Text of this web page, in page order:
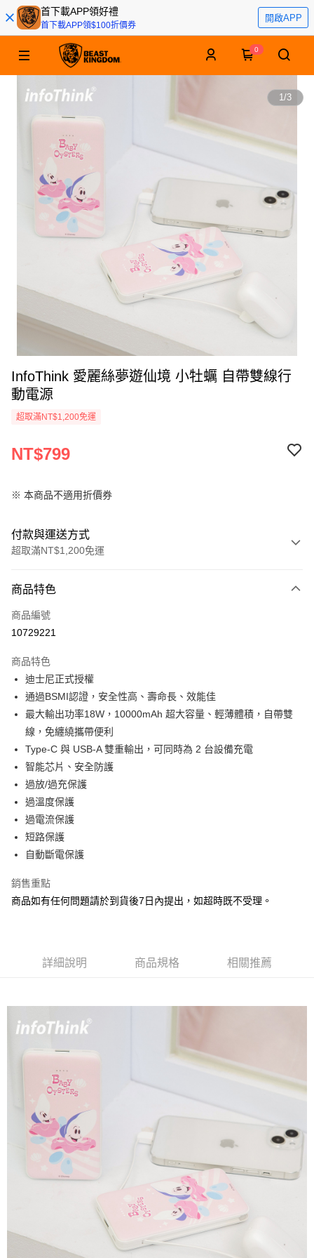
首下載APP領好禮
首下載APP領$100折價券
開啟APP
0
1/3
InfoThink 愛麗絲夢遊仙境 小牡蠣 自帶雙線行
動電源
超取滿NT$1,200免運
NT$799
※ 本商品不適用折價券
付款與運送方式
超取滿NT$1,200免運
信用卡一次付款
LINE Pay
悠遊付
Google Pay
全盈+PAY
大哥付你分期
相關說明
【大哥付你分期使用說明】
1.本服務由台灣大哥大提供，台灣大哥大用戶可立即使用無須另外申請。
流程，驗證手機門號後，選擇欲分期的期數、繳款截止日，確認付款後即完
成交易。
3.實際核准額度、可分期數及費用金額請依後續交易確認頁面所載為準。
4.訂單成立30分鐘內，如未前往確認交易或遇審核未通過，訂單將自動取
法說明評估內容。
【繳款方式說明】
2.基於同意付款使用「大哥付你分期」之契約關係目的，商店將以您的個人
由本公司與您本人進行分期帳單所需資料之確認、核對及更正。
https://oppay.tw/userRule
AFTEE先享後付
相關說明
【關於「AFTEE先享後付」】
AFTEE先享後付是「在收到商品之後才付款」的支付方式。 讓您購物簡單
便利好安心！
２．便利：只要手機號碼，簡訊認證，即可結帳。
２．訂單成立數日內，您將收到繳費通知簡訊。
３．收到繳費通知簡訊後14天內，點擊此簡訊中的連結，可透過四大超商／
購買商品的店家。未經商家同意取消之訂單仍視為有效，需透過AFTEE先享
後付繳納相關費用。
※ 交易是否成功請以「AFTEE先享後付 」之結帳頁面顯示為準，若有關於
是否繳費成功／繳費後需取消欲退款等相關疑問，請聯繫「AFTEE先享後付
客戶支援中心」
https://netprotections.freshdesk.com/support/home
【注意事項】
１．透過由恩沛科技股份有限公司提供之「AFTEE先享後付」服務完成之交
易，需依本服務之必要範圍內提供個人資料，並將交易相關給付款項請求債
權轉讓予恩沛科技股份有限公司。
２．關於個人資料處理事宜，請瀏覽以下網址：
https://aftee.tw/terms/#terms3
３．未成年的使用者請事先徵得法定代理人或監護人之同意方可使用
「AFTEE先享後付」，若未經同意申辦者引起之損失，本公司不負相關責
４．使用「AFTEE先享後付」時，將依據個別帳號之用戶狀況，依本公司即
時審查核予不同之上限額度；若仍有額度不足之情形，本公司將視審查結果
請求用戶進行身份認證。
５．嚴禁一人註冊多個帳號或使用他人資訊註冊。若發現惡意使用之情形，
恩沛科技股份有限公司將有權停止該用戶之使用額度並採取法律行動。
ATM付款
付款後全家取貨
每筆NT$100，滿NT$1,200(含以上)免運費
每筆NT$100，滿NT$1,200(含以上)免運費
宅配
每筆NT$120，滿NT$1,200(含以上)免運費
宅配-離島
每筆NT$300
商品特色
商品編號
10729221
商品特色
迪士尼正式授權
通過BSMI認證，安全性高、壽命長、效能佳
最大輸出功率18W，10000mAh 超大容量、輕薄體積，自帶雙
線，免纏繞攜帶便利
Type-C 與 USB-A 雙重輸出，可同時為 2 台設備充電
智能芯片、安全防護
過放/過充保護
過溫度保護
過電流保護
短路保護
自動斷電保護
銷售重點
商品如有任何問題請於到貨後7日內提出，如超時既不受理。
詳細說明 商品規格 相關推薦